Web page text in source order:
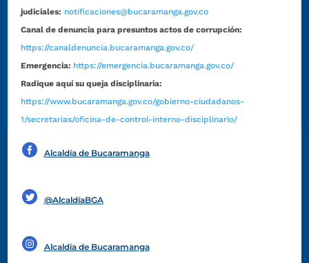
judiciales: notificaciones@bucaramanga.gov.co
Canal de denuncia para presuntos actos de corrupción:
https://canaldenuncia.bucaramanga.gov.co/
Emergencia: https://emergencia.bucaramanga.gov.co/
Radique aquí su queja disciplinaria:
https://www.bucaramanga.gov.co/gobierno-ciudadanos-
1/secretarias/oficina-de-control-interno-disciplinario/
Alcaldía de Bucaramanga
@AlcaldíaBGA
Alcaldía de Bucaramanga